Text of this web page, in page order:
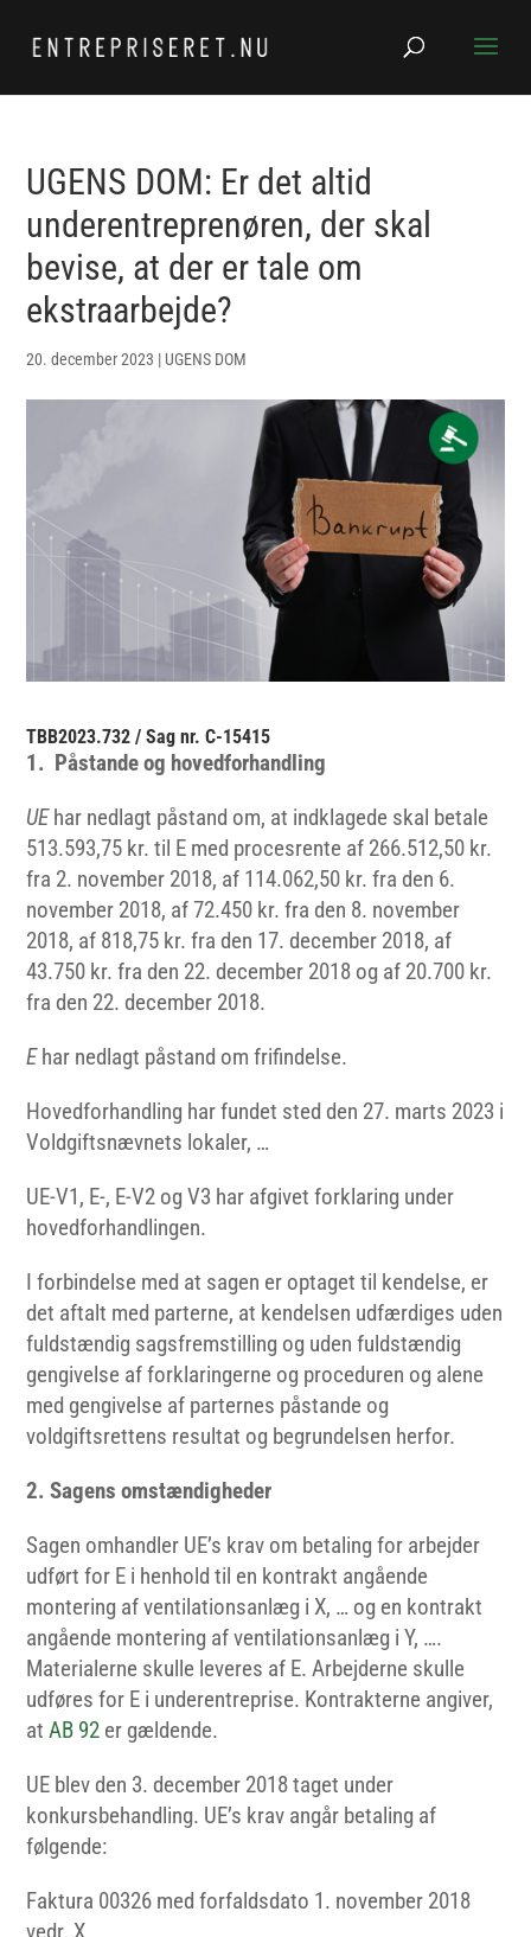
UGENS DOM: Er det altid
underentreprenøren, der skal
bevise, at der er tale om
ekstraarbejde?
20. december 2023 | UGENS DOM
TBB2023.732 / Sag nr. C-15415
1. Påstande og hovedforhandling
UEhar nedlagt påstand om, at indklagede skal betale
513.593,75 kr. til E med procesrente af 266.512,50 kr.
fra 2. november 2018, af 114.062,50 kr. fra den 6.
november 2018, af 72.450 kr. fra den 8. november
2018, af 818,75 kr. fra den 17. december 2018, af
43.750 kr. fra den 22. december 2018 og af 20.700 kr.
fra den 22. december 2018.
Ehar nedlagt påstand om frifindelse.
Hovedforhandling har fundet sted den 27. marts 2023 i
Voldgiftsnævnets lokaler, …
UE-V1, E-, E-V2 og V3 har afgivet forklaring under
hovedforhandlingen.
I forbindelse med at sagen er optaget til kendelse, er
det aftalt med parterne, at kendelsen udfærdiges uden
fuldstændig sagsfremstilling og uden fuldstændig
gengivelse af forklaringerne og proceduren og alene
med gengivelse af parternes påstande og
voldgiftsrettens resultat og begrundelsen herfor.
2. Sagens omstændigheder
Sagen omhandler UE’s krav om betaling for arbejder
udført for E i henhold til en kontrakt angående
montering af ventilationsanlæg i X, … og en kontrakt
angående montering af ventilationsanlæg i Y, ….
Materialerne skulle leveres af E. Arbejderne skulle
udføres for E i underentreprise. Kontrakterne angiver,
atAB 92 er gældende.
UE blev den 3. december 2018 taget under
konkursbehandling. UE’s krav angår betaling af
følgende:
Faktura 00326 med forfaldsdato 1. november 2018
vedr. X